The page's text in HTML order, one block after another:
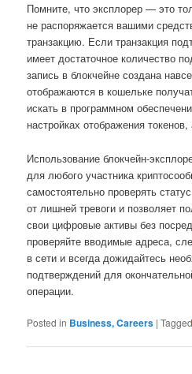
Помните, что эксплорер — это
не распоряжается вашими
транзакцию. Если транзакция
имеет достаточное количество
запись в блокчейне создана
отображаются в кошельке
искать в программном
настройках отображения
Использование блокчейн-
для любого участника
самостоятельно проверять
от лишней тревоги и позволяет
свои цифровые активы без
проверяйте вводимые адреса,
в сети и всегда дожидайтесь
подтверждений для
операции.
Posted in Business, Careers |Tagged